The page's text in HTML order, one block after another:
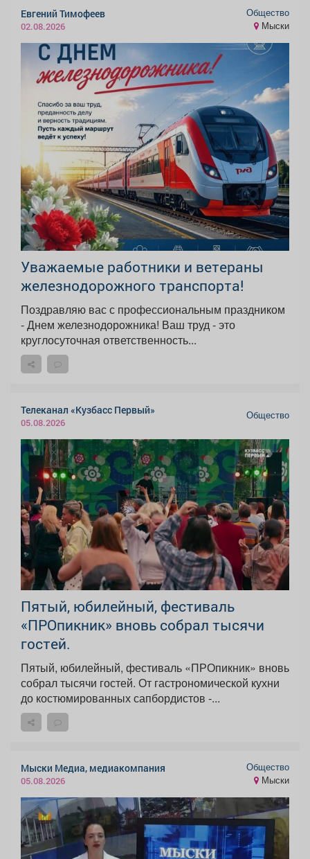
Евгений Тимофеев
02.08.2026
Общество
Мыски
Уважаемые работники и ветераны
железнодорожного транспорта!
Поздравляю вас с профессиональным праздником
- Днем железнодорожника! Ваш труд - это
круглосуточная ответственность...
Телеканал «Кузбасс Первый»
05.08.2026
Общество
Пятый, юбилейный, фестиваль
«ПРОпикник» вновь собрал тысячи
гостей.
Пятый, юбилейный, фестиваль «ПРОпикник» вновь
собрал тысячи гостей. От гастрономической кухни
до костюмированных сапбордистов -...
Мыски Медиа, медиакомпания
05.08.2026
Общество
Мыски